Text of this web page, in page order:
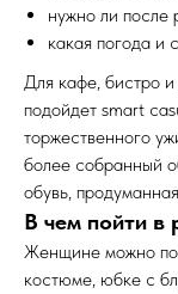
нужно ли после
какая погода и
Для кафе, бистро
подойдет smart
торжественного
более собранный
обувь,
В чем пойти в
Женщине можно
костюме, юбке с